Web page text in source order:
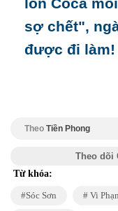
sợ chết",
được đi làm!
Theo Tiền Phong
Theo dõi
Từ khóa:
Sóc Sơn Vi